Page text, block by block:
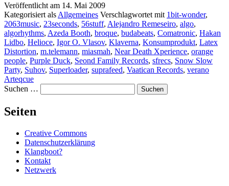
Veröffentlicht am 14. Mai 2009
Kategorisiert als Allgemeines Verschlagwortet mit 1bit-wonder,
2063music, 23seconds, 56stuff, Alejandro Remeseiro, algo,
algorhythms, Azeda Booth, broque, budabeats, Comatronic, Hakan
Lidbo, Helioce, Igor O. Vlasov, Klaverna, Konsumprodukt, Latex
Distortion, m.telemann, miasmah, Near Death Xperience, orange
people, Purple Duck, Seond Family Records, sfrecs, Snow Slow
Party, Suhov, Superloader, suprafeed, Vaatican Records, verano
Arteqcue
Suchen …
Seiten
Creative Commons
Datenschutzerklärung
Klangboot?
Kontakt
Netzwerk